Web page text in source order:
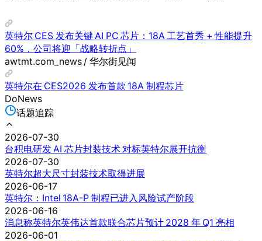
英特尔 CES 发布关键 AI PC 芯片：18A 工艺首秀 + 性能提升
60%，公司将迎「战略转折点」
awtmt.com_news / 华尔街见闻
英特尔在 CES2026 发布首款 18A 制程芯片
DoNews
话题追踪
2026-07-30
台积电研发 AI 芯片封装技术 对标英特尔展开抗衡
2026-07-30
英特尔超大尺寸封装技术取得进展
2026-06-17
英特尔：Intel 18A-P 制程已进入风险试产阶段
2026-06-16
消息称英特尔英伟达首款联合芯片预计 2028 年 Q1 亮相
2026-06-01